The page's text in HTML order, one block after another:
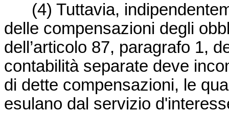
(4) Tuttavia,
delle compensazioni degli
dell’articolo 87, paragrafo 1,
contabilità separate deve
di dette compensazioni, le
esulano dal servizio